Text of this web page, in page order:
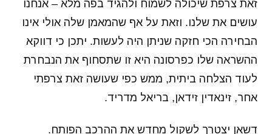
זאת צרפת שיכולה לשמוח ולהגיד בפה מלא – אנחנו
עושים את שלנו. וזאת על אף שהמאמן שלה אולי אינו
הבחירה הכי חזקה שניתן היה לעשות. יתכן כי דווקא
ההשראה שלו כפרסונה היא זו שתסחוף את הנבחרת
לעוד הצלחה ביתית, ממש כפי שעושה זאת צרפתי
אחר, זינאדין זידאן, בריאל מדריד.
דשאן יצטרך לשקול מחדש את ההרכב הפותח.